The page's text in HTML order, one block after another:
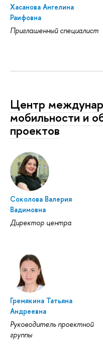
Хасанова Ангелина
Раифовна
Приглашенный специалист
Центр
мобильности и
проектов
Соколова Валерия
Вадимовна
Директор центра
Гремякина Татьяна
Андреевна
Руководитель проектной
группы